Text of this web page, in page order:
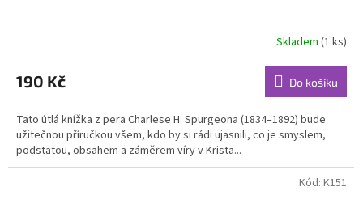
Skladem (1 ks)
190 Kč Do košíku
Tato útlá knížka z pera Charlese H. Spurgeona (1834–1892) bude
užitečnou příručkou všem, kdo by si rádi ujasnili, co je smyslem,
podstatou, obsahem a záměrem víry v Krista...
Kód: K151